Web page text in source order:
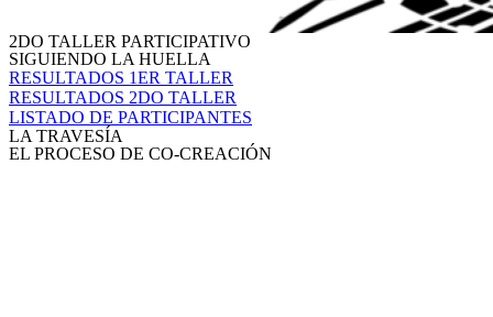
2DO TALLER PARTICIPATIVO
SIGUIENDO LA HUELLA
RESULTADOS 1ER TALLER
RESULTADOS 2DO TALLER
LISTADO DE PARTICIPANTES
LA TRAVESÍA
EL PROCESO DE CO-CREACIÓN